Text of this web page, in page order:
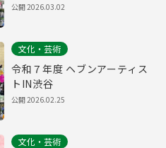
公開2026.03.02
文化・芸術
令和７年度 ヘブンアーティス
トIN渋谷
公開2026.02.25
文化・芸術